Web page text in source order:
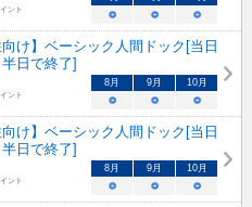
ント ○ ○ ○
け】ベーシック人間ドック[当日
日で終了]
ント
8 月 9 月 10月
○ ○ ○
け】ベーシック人間ドック[当日
日で終了]
ント
8 月 9 月 10月
○ ○ ○